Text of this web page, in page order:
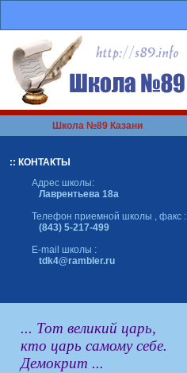
Школа №89 Казани
:: КОНТАКТЫ
Адрес школы:
Лаврентьева 18а
Телефон приемной школы , факс :
(843) 5-217-499
E-mail школы :
tdk4@rambler.ru
... Тот великий царь,
кто царь самому себе.
Демокрит ...